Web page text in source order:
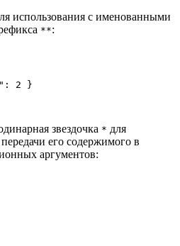
использования с именованными
**:
2 }
звездочка * для
его содержимого в
аргументов: